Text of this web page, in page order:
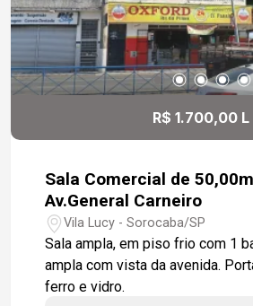
R$ 1.700,00 L
Sala Comercial de
Av.General Carneiro
Vila Lucy - Sorocaba/SP
Sala ampla, em piso frio com 1
ampla com vista da avenida.
ferro e vidro.